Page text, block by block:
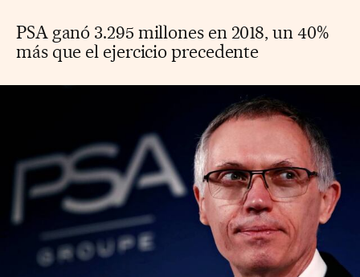
PSA ganó 3.295 millones en 2018, un 40%
más que el ejercicio precedente